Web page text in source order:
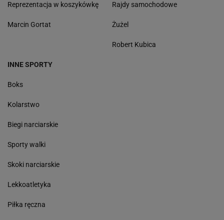
Reprezentacja w koszykówkę
Marcin Gortat
Rajdy samochodowe
Żużel
Robert Kubica
INNE SPORTY
Boks
Kolarstwo
Biegi narciarskie
Sporty walki
Skoki narciarskie
Lekkoatletyka
Piłka ręczna